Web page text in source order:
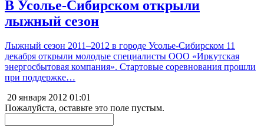
В Усолье-Сибирском открыли
лыжный сезон
Лыжный сезон 2011–2012 в городе Усолье-Сибирском 11
декабря открыли молодые специалисты ООО «Иркутская
энергосбытовая компания». Стартовые соревнования прошли
при поддержке…
20 января 2012 01:01
Пожалуйста, оставьте это поле пустым.